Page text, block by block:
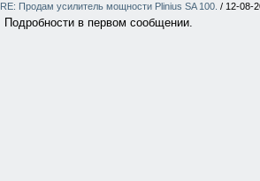
RE: Продам усилитель мощности Plinius SA 100. / 12-08-
Подробности в первом сообщении.